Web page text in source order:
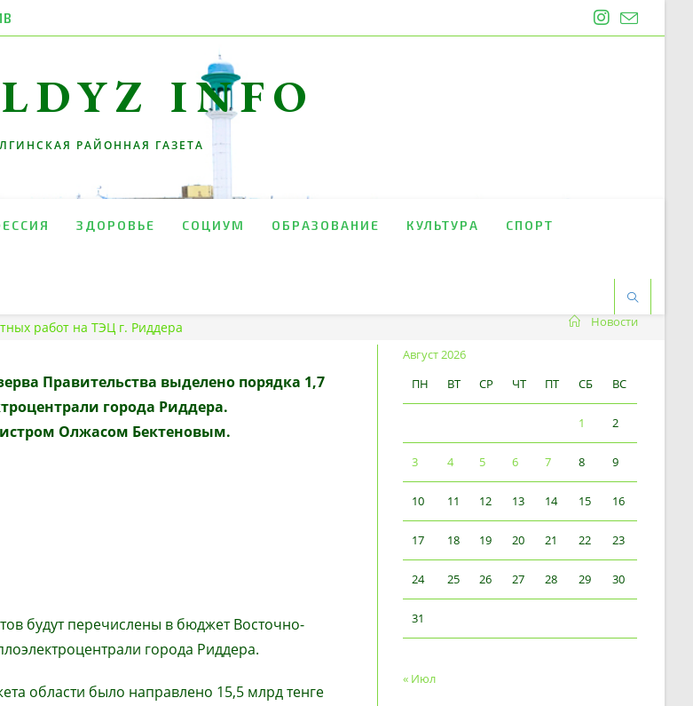
INFO
РАЙОННАЯ ГАЗЕТА
ЗДОРОВЬЕ СОЦИУМ ОБРАЗОВАНИЕ КУЛЬТУРА СПОРТ
работ на ТЭЦ г. Риддера Новости
Правительства выделено порядка 1,7
города Риддера.
Олжасом Бектеновым.
будут перечислены в бюджет Восточно-
города Риддера.
области было направлено 15,5 млрд тенге
Август 2026
ПН
ВТ СР ЧТ ПТ СБ ВС
1 2
3 4 5 6 7 8 9
10 11 12 13 14 15 16
17 18 19 20 21 22 23
24 25 26 27 28 29 30
31
« Июл